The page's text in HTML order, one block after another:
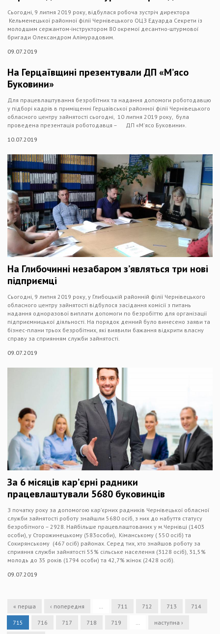
Сьогодні, 9 липня 2019 року, відбулася робоча зустріч директора
Кельменецької районної філії Чернівецького ОЦЗ Едуарда Секрети із
молодшим сержантом-інструктором 80 окремої десантно-штурмової
бригади Олександром Алімурадовим.
09.07.2019
На Герцаївщині презентували ДП «М’ясо
Буковини»
Для працевлаштування безробітних та надання допомоги роботодавцю
у підборі кадрів в приміщенні Герцаївської районної філії Чернівецького
обласного центру зайнятості сьогодні, 10 липня 2019 року, була
проведена презентація роботодавця – ДП «М'ясо Буковини».
10.07.2019
На Глибочинні незабаром з’являться три нові
підприємці
Сьогодні, 9 липня 2019 року, у Глибоцькій районній філії Чернівецького
обласного центру зайнятості відбулося засідання комісії з питань
надання одноразової виплати допомоги по безробіттю для організації
підприємницької діяльності. На порядок денний було винесено заяви та
бізнес-плани трьох безробітних, які виявили бажання відкрити власну
справу за сприянням служби зайнятості.
09.07.2019
За 6 місяців кар’єрні радники
працевлаштували 5680 буковинців
З початку року за допомогою кар’єрних радників Чернівецької обласної
служби зайнятості роботу знайшли 5680 осіб, з них до набуття статусу
безробітного – 2928. Найбільше працевлаштованих у м.Чернівці (1403
особи), у Сторожинецькому (583особи), Кіманському ( 550 осіб) та
Сокирянському (467 осіб) районах. Серед тих, хто знайшов роботу за
сприяння служби зайнятості 55% сільське населення (3128 осіб), 31,5%
молодь до 35 років (1794 особи) та 42,7% жінок (2428 осіб).
09.07.2019
« перша ‹ попередня 711 712 713 714
715 716 717 718 719 наступна ›